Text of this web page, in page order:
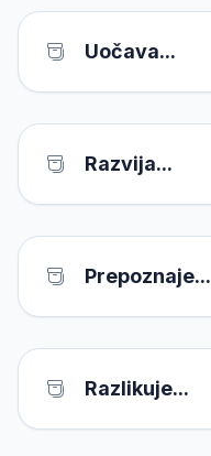
Uočava...
Razvija...
Prepoznaje...
Razlikuje...